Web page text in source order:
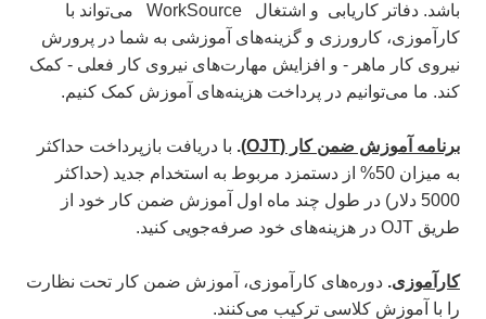
باشد. دفاتر کاریابی و اشتغال WorkSource می‌تواند با
کارآموزی، کارورزی و گزینه‌های آموزشی به شما در پرورش
نیروی کار ماهر - و افزایش مهارت‌های نیروی کار فعلی - کمک
کند. ما می‌توانیم در پرداخت هزینه‌های آموزش کمک کنیم.
برنامه آموزش ضمن کار (OJT
)
. با دریافت بازپرداخت حداکثر
به میزان 50% از دستمزد مربوط به استخدام جدید (حداکثر
5000 دلار) در طول چند ماه اول آموزش ضمن کار خود از
طریق OJT در هزینه‌های خود صرفه‌جویی کنید.
کارآموزی. دوره‌های کارآموزی، آموزش ضمن کار تحت نظارت
را با آموزش کلاسی ترکیب می‌کنند.